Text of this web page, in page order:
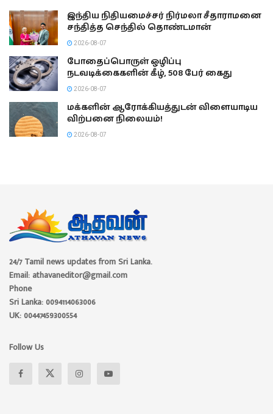
இந்திய நிதியமைச்சர் நிர்மலா சீதாராமனை
சந்தித்த செந்தில் தொண்டமான்
2026-08-07
போதைப்பொருள் ஒழிப்பு
நடவடிக்கைகளின் கீழ், 508 பேர் கைது
2026-08-07
மக்களின் ஆரோக்கியத்துடன் விளையாடிய
விற்பனை நிலையம்!
2026-08-07
24/7 Tamil news updates from Sri Lanka.
Email: athavaneditor@gmail.com
Phone
Sri Lanka: 0094114063006
UK: 00447459300554
Follow Us